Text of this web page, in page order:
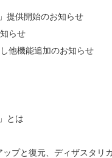
提供開始のお知らせ
らせ
他機能追加のお知らせ
とは
プと復元、ディザスタリ